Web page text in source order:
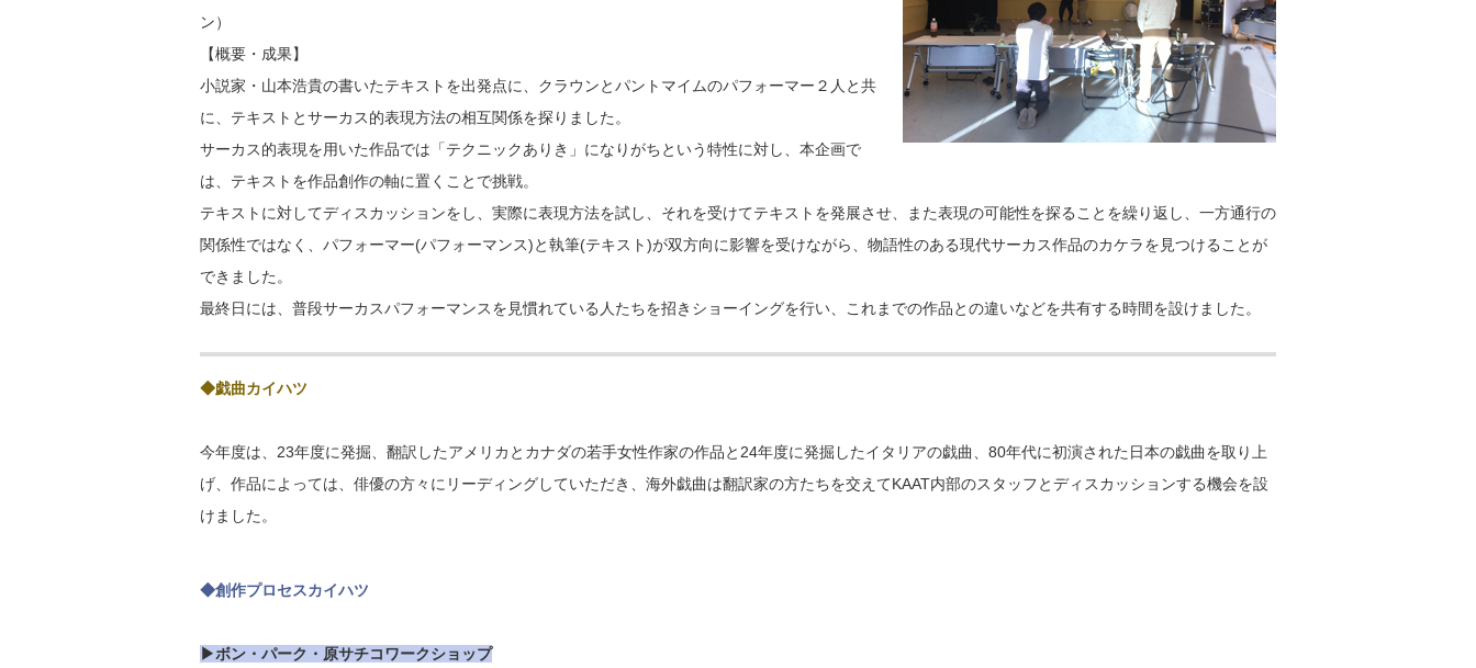
ン）
【概要・成果】
小説家・山本浩貴の書いたテキストを出発点に、クラウンとパントマイムのパフォーマー２人と共
に、テキストとサーカス的表現方法の相互関係を探りました。
サーカス的表現を用いた作品では「テクニックありき」になりがちという特性に対し、本企画で
は、テキストを作品創作の軸に置くことで挑戦。
テキストに対してディスカッションをし、実際に表現方法を試し、それを受けてテキストを発展させ、また表現の可能性を探ることを繰り返し、一方通行の
関係性ではなく、パフォーマー(パフォーマンス)と執筆(テキスト)が双方向に影響を受けながら、物語性のある現代サーカス作品のカケラを見つけることが
できました。
最終日には、普段サーカスパフォーマンスを見慣れている人たちを招きショーイングを行い、これまでの作品との違いなどを共有する時間を設けました。
◆戯曲カイハツ
今年度は、23年度に発掘、翻訳したアメリカとカナダの若手女性作家の作品と24年度に発掘したイタリアの戯曲、80年代に初演された日本の戯曲を取り上
げ、作品によっては、俳優の方々にリーディングしていただき、海外戯曲は翻訳家の方たちを交えてKAAT内部のスタッフとディスカッションする機会を設
けました。
◆創作プロセスカイハツ
▶ボン・パーク・原サチコワークショップ